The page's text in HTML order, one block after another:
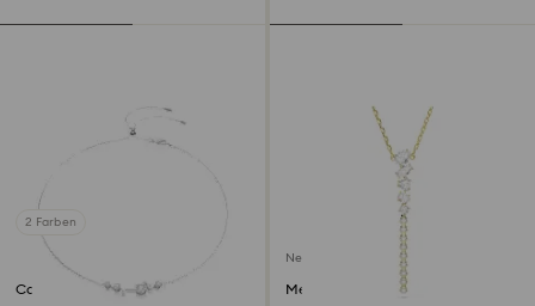
2 Farben
Constella Halskette
Neu
Mesmera Y-Halskette